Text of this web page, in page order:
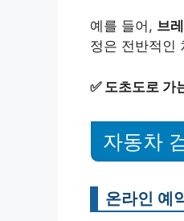
예를 들어, 브
정은 전반적인
✅ 도초도로 가
자동차
온라인 예